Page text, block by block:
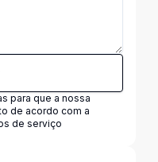
para que a nossa
de acordo com a
de serviço